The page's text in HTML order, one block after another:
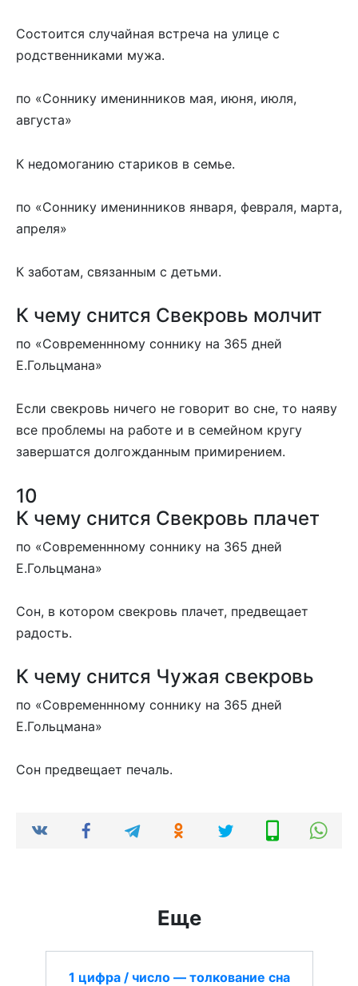
Состоится случайная встреча на улице с
родственниками мужа.
по «Соннику именинников мая, июня, июля,
августа»
К недомоганию стариков в семье.
по «Соннику именинников января, февраля, марта,
апреля»
К заботам, связанным с детьми.
К чему снится Свекровь молчит
по «Современнному соннику на 365 дней
Е.Гольцмана»
Если свекровь ничего не говорит во сне, то наяву
все проблемы на работе и в семейном кругу
завершатся долгожданным примирением.
10
К чему снится Свекровь плачет
по «Современнному соннику на 365 дней
Е.Гольцмана»
Сон, в котором свекровь плачет, предвещает
радость.
К чему снится Чужая свекровь
по «Современнному соннику на 365 дней
Е.Гольцмана»
Сон предвещает печаль.
Еще
1 цифра / число — толкование сна